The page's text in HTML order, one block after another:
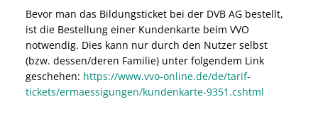
Bevor man das Bildungsticket bei der DVB AG bestellt,
ist die Bestellung einer Kundenkarte beim VVO
notwendig. Dies kann nur durch den Nutzer selbst
(bzw. dessen/deren Familie) unter folgendem Link
geschehen: https://www.vvo-online.de/de/tarif-
tickets/ermaessigungen/kundenkarte-9351.cshtml